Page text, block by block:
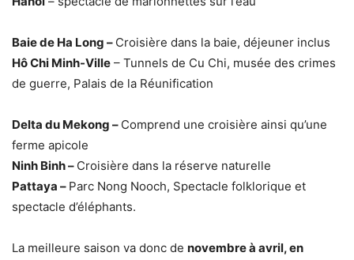
Baie de Ha Long – Croisière dans la baie, déjeuner inclus
Hô Chi Minh-Ville – Tunnels de Cu Chi, musée des crimes
de guerre, Palais de la Réunification
Delta du Mekong – Comprend une croisière ainsi qu’une
ferme apicole
Ninh Binh – Croisière dans la réserve naturelle
Pattaya – Parc Nong Nooch, Spectacle folklorique et
spectacle d’éléphants.
La meilleure saison va donc de novembre à avril, en